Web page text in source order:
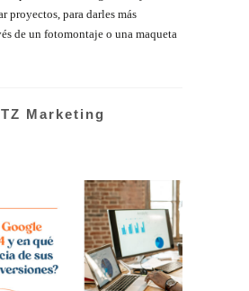
proyectos, para darles más
de un fotomontaje o una maqueta
Marketing